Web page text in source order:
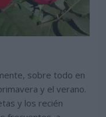
sobre todo en
y el verano.
y los recién